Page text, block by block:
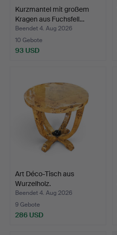
Kurzmantel mit großem
Kragen aus Fuchsfell…
Beendet 4. Aug 2026
10 Gebote
93 USD
Art Déco-Tisch aus
Wurzelholz.
Beendet 4. Aug 2026
9 Gebote
286 USD